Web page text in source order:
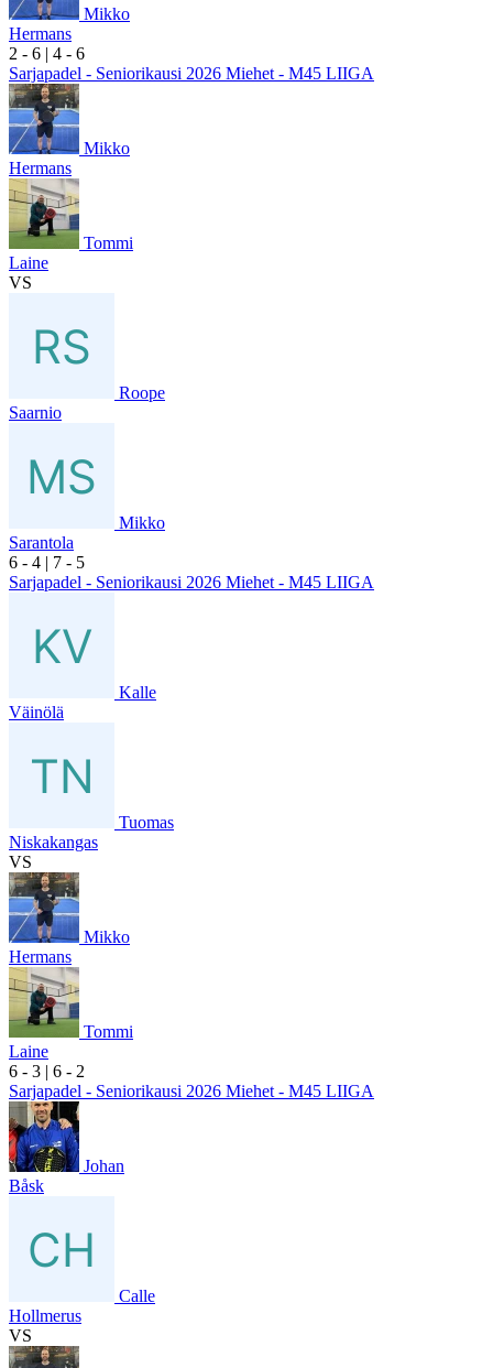
Mikko
Hermans
2 - 6 | 4 - 6
Sarjapadel - Seniorikausi 2026 Miehet - M45 LIIGA
Mikko
Hermans
Tommi
Laine
VS
Roope
Saarnio
Mikko
Sarantola
6 - 4 | 7 - 5
Sarjapadel - Seniorikausi 2026 Miehet - M45 LIIGA
Kalle
Väinölä
Tuomas
Niskakangas
VS
Mikko
Hermans
Tommi
Laine
6 - 3 | 6 - 2
Sarjapadel - Seniorikausi 2026 Miehet - M45 LIIGA
Johan
Båsk
Calle
Hollmerus
VS